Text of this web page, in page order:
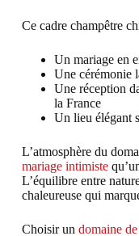
Ce cadre champêtre
Un mariage en
Une cérémonie
Une réception
la France
Un lieu élégant
L’atmosphère du
mariage intimiste
L’équilibre entre
chaleureuse qui
Choisir un domaine